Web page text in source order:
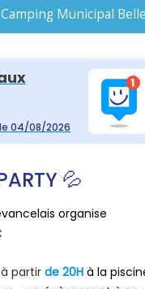
Camping Municipal